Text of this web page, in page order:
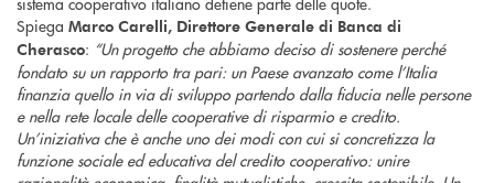
Spiega Marco Carelli, Direttore Generale di Banca di
Cherasco: “Un progetto che abbiamo deciso di sostenere perché
fondato su un rapporto tra pari: un Paese avanzato come l’Italia
finanzia quello in via di sviluppo partendo dalla fiducia nelle persone
e nella rete locale delle cooperative di risparmio e credito.
Un’iniziativa che è anche uno dei modi con cui si concretizza la
funzione sociale ed educativa del credito cooperativo: unire